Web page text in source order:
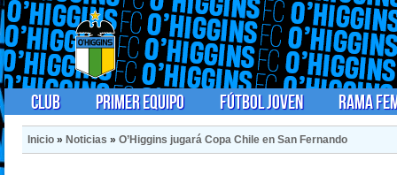
Club Primer Equipo Fútbol Joven Rama
Inicio » Noticias » O’Higgins jugará Copa Chile en San Fernando